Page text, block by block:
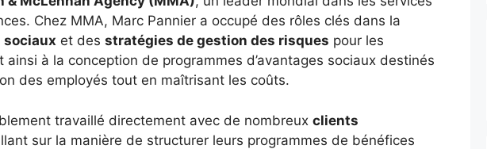
Chez MMA, Marc Pannier a occupé des rôles clés dans la
sociaux et des stratégies de gestion des risques pour les
à la conception de programmes d’avantages sociaux destinés
des employés tout en maîtrisant les coûts.
travaillé directement avec de nombreux clients
sur la manière de structurer leurs programmes de bénéfices